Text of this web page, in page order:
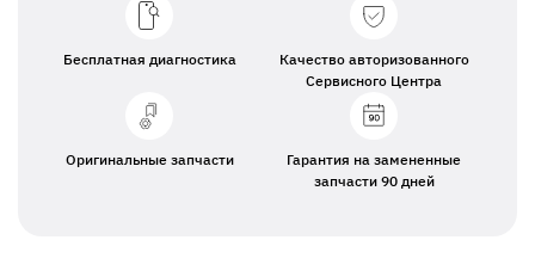
Бесплатная диагностика
Качество авторизованного
Сервисного Центра
Оригинальные запчасти
Гарантия на замененные
запчасти 90 дней